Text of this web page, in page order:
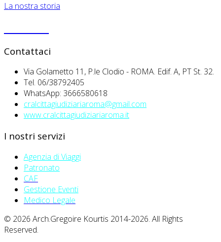
La nostra storia
Contattaci
Via Golametto 11, P.le Clodio - ROMA. Edif. A, PT St. 32.
Tel. 06/38792405
WhatsApp: 3666580618
cralcittagiudiziariaroma@gmail.com
www.cralcittagiudiziariaroma.it
I nostri servizi
Agenzia di Viaggi
Patronato
CAF
Gestione Eventi
Medico Legale
© 2026 Arch.Gregoire Kourtis 2014-2026. All Rights
Reserved.